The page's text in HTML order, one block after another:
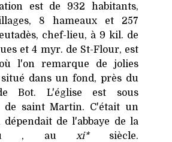
est de 932 habitants,
8 hameaux et 257
chef-lieu, à 9 kil. de
et 4 myr. de St-Flour, est
l'on remarque de jolies
dans un fond, près du
Bot. L'église est sous
de saint Martin. C'était un
de l'abbaye de la
, auxi*siècle.